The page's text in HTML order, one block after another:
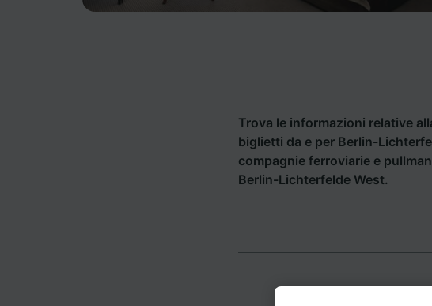
Trova le informazioni relative
biglietti da e per Berlin-
compagnie ferroviarie e
Berlin-Lichterfelde West.